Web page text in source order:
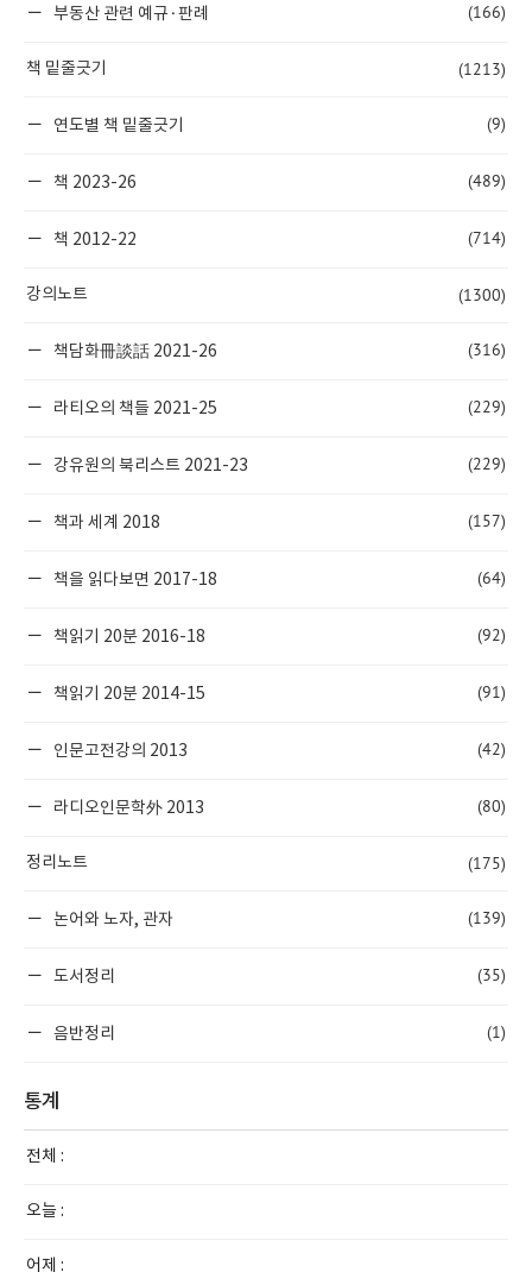
부동산 관련 예규·판례 (166)
책 밑줄긋기 (1213)
연도별 책 밑줄긋기 (9)
책 2023-26 (489)
책 2012-22 (714)
강의노트 (1300)
책담화冊談話 2021-26 (316)
라티오의 책들 2021-25 (229)
강유원의 북리스트 2021-23 (229)
책과 세계 2018 (157)
책을 읽다보면 2017-18 (64)
책읽기 20분 2016-18 (92)
책읽기 20분 2014-15 (91)
인문고전강의 2013 (42)
라디오인문학外 2013 (80)
정리노트 (175)
논어와 노자, 관자 (139)
도서정리 (35)
음반정리 (1)
통계
전체 :
오늘 :
어제 :